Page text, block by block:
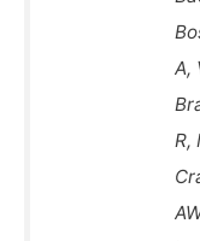
A,
R,